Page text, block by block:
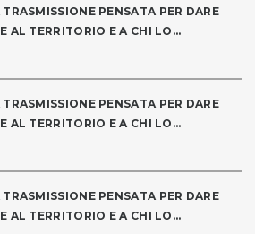
TRASMISSIONE PENSATA PER DARE
AL TERRITORIO E A CHI LO...
TRASMISSIONE PENSATA PER DARE
AL TERRITORIO E A CHI LO...
TRASMISSIONE PENSATA PER DARE
AL TERRITORIO E A CHI LO...